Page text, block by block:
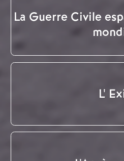
La Guerre Civile
L'